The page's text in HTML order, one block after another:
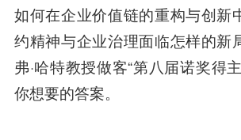
如何在企业价值链的重构与创新
约精神与企业治理面临怎样的新
弗·哈特教授做客“第八届诺奖得
你想要的答案。